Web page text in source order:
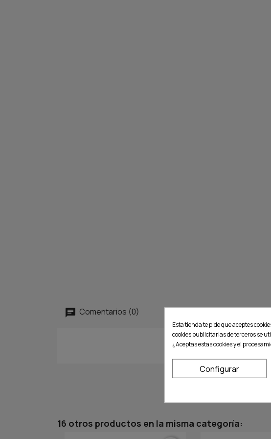
Comentarios (0)
No
16 otros productos en la misma categoría:
Esta tienda te pide que aceptes
cookies publicitarias de terceros se
¿Aceptas estas cookies y el
Configurar